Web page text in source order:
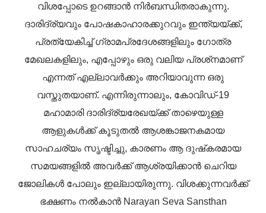
വിശപ്പോടെ ഉറങ്ങാൻ നിർബന്ധിതരാകുന്നു.
ദാരിദ്ര്യവും പോഷകാഹാരക്കുറവും ഇന്ത്യയ്ക്ക്,
പ്രത്യേകിച്ച് ഗ്രാമപ്രദേശങ്ങളിലും ഗോത്ര
മേഖലകളിലും, എപ്പോഴും ഒരു വലിയ പ്രശ്‌നമാണ്
എന്നത് എല്ലാവർക്കും അറിയാവുന്ന ഒരു
വസ്തുതയാണ്. എന്നിരുന്നാലും, കോവിഡ്-19
മഹാമാരി ദാരിദ്ര്യരേഖയ്ക്ക് താഴെയുള്ള
ആളുകൾക്ക് കൂടുതൽ ആശങ്കാജനകമായ
സാഹചര്യം സൃഷ്ടിച്ചു, കാരണം ആ ദുഷ്‌കരമായ
സമയങ്ങളിൽ അവർക്ക് ആശ്രയിക്കാൻ ചെറിയ
ജോലികൾ പോലും ഇല്ലായിരുന്നു. വിശക്കുന്നവർക്ക്
ഭക്ഷണം നൽകാൻ Narayan Seva Sansthan